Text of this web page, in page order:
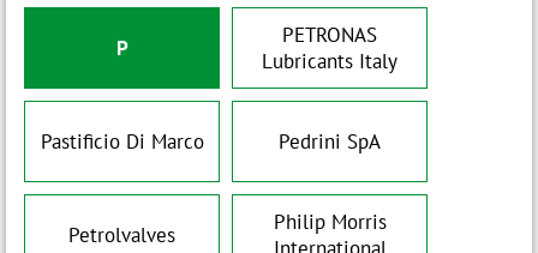
P
PETRONAS
Lubricants Italy
Pastificio Di Marco Pedrini SpA
Petrolvalves
Philip Morris